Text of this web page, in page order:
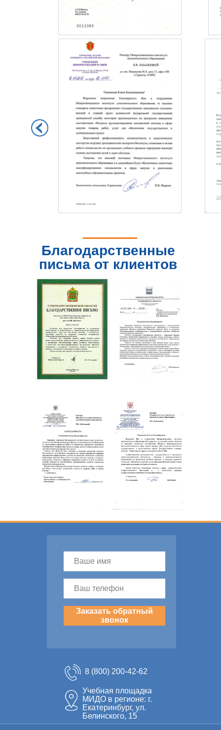
Благодарственные
письма от клиентов
8 (800) 200-42-62
Учебная площадка
МИДО в регионе: г.
Екатеринбург, ул.
Белинского, 15
Заказать обратный
звонок